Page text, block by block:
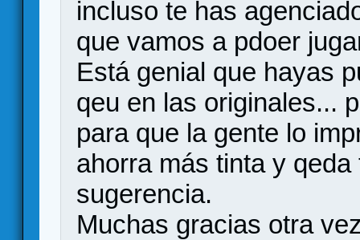
incluso te has
que vamos a pdoer
Está genial que hayas
qeu en las originales...
para que la gente lo
ahorra más tinta y
sugerencia.
Muchas gracias otra